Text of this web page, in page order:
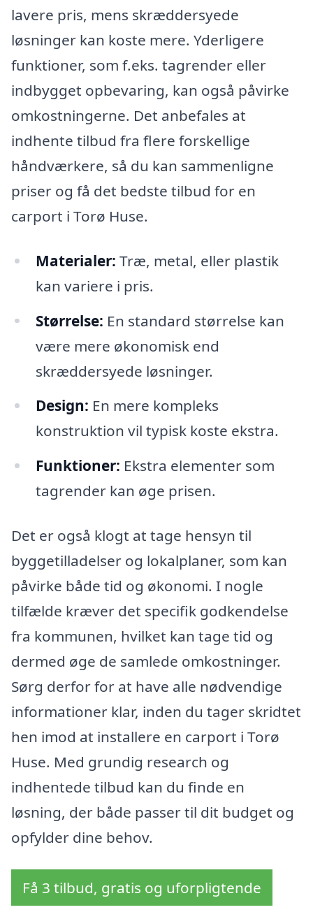
lavere pris, mens skræddersyede
løsninger kan koste mere. Yderligere
funktioner, som f.eks. tagrender eller
indbygget opbevaring, kan også påvirke
omkostningerne. Det anbefales at
indhente tilbud fra flere forskellige
håndværkere, så du kan sammenligne
priser og få det bedste tilbud for en
carport i Torø Huse.
Materialer: Træ, metal, eller plastik
kan variere i pris.
Størrelse: En standard størrelse kan
være mere økonomisk end
skræddersyede løsninger.
Design: En mere kompleks
konstruktion vil typisk koste ekstra.
Funktioner: Ekstra elementer som
tagrender kan øge prisen.
Det er også klogt at tage hensyn til
byggetilladelser og lokalplaner, som kan
påvirke både tid og økonomi. I nogle
tilfælde kræver det specifik godkendelse
fra kommunen, hvilket kan tage tid og
dermed øge de samlede omkostninger.
Sørg derfor for at have alle nødvendige
informationer klar, inden du tager skridtet
hen imod at installere en carport i Torø
Huse. Med grundig research og
indhentede tilbud kan du finde en
løsning, der både passer til dit budget og
opfylder dine behov.
Få 3 tilbud, gratis og uforpligtende